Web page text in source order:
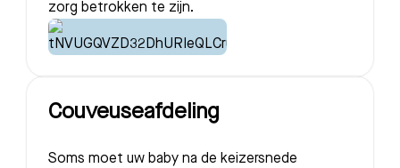
zorg betrokken te zijn.
Couveuseafdeling
Soms moet uw baby na de keizersnede